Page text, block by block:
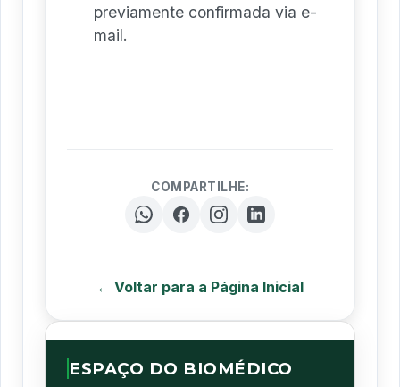
previamente confirmada via e-
mail.
COMPARTILHE:
← Voltar para a Página Inicial
ESPAÇO DO BIOMÉDICO